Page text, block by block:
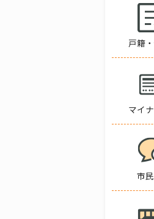
戸籍
マイ
市